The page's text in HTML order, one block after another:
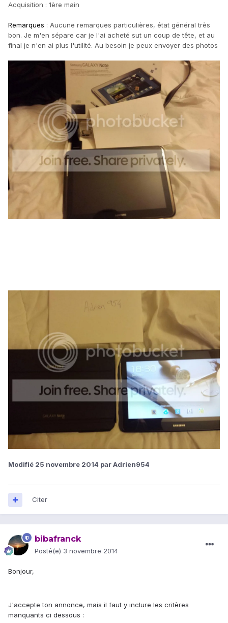
Acquisition : 1ère main
Remarques : Aucune remarques particulières, état général très
bon. Je m'en sépare car je l'ai acheté sut un coup de tête, et au
final je n'en ai plus l'utilité. Au besoin je peux envoyer des photos
Modifié 25 novembre 2014 par Adrien954
Citer
bibafranck
Posté(e) 3 novembre 2014
Bonjour,
J'accepte ton annonce, mais il faut y inclure les critères
manquants ci dessous :